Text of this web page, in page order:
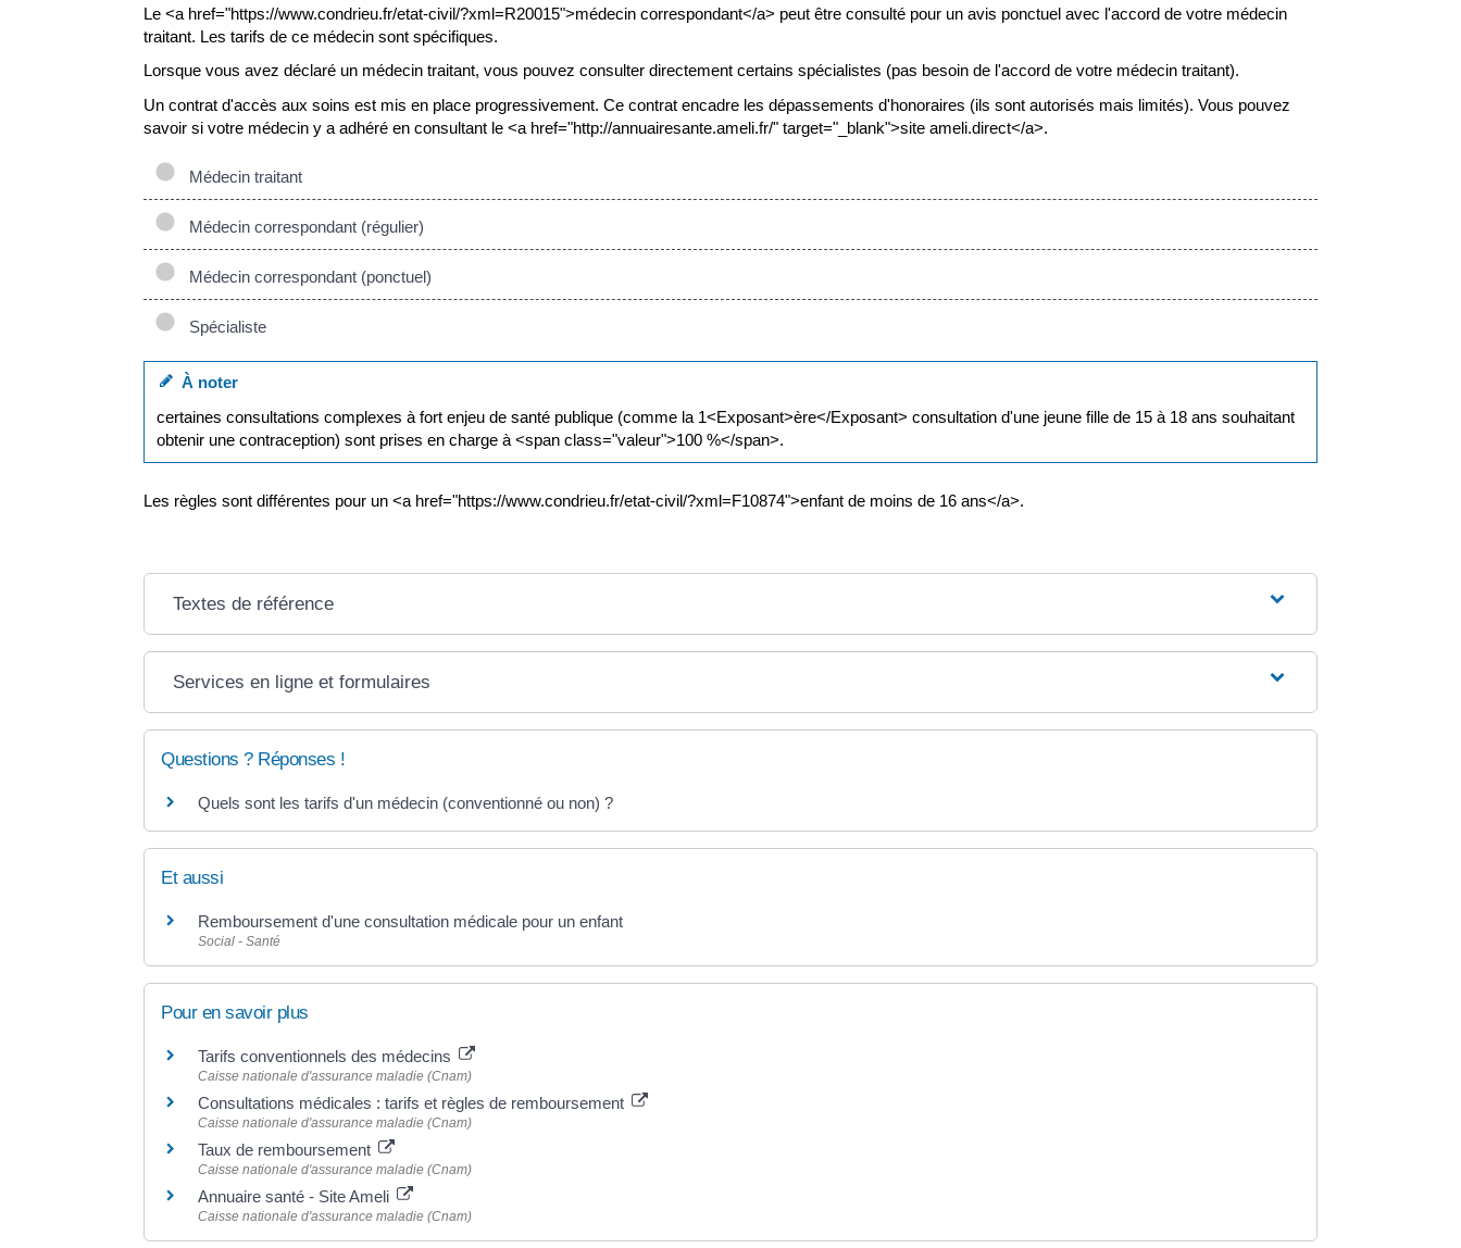
Le <a href="https://www.condrieu.fr/etat-civil/?xml=R20015">médecin correspondant</a> peut être consulté pour un avis ponctuel avec l'accord de votre médecin
traitant. Les tarifs de ce médecin sont spécifiques.
Lorsque vous avez déclaré un médecin traitant, vous pouvez consulter directement certains spécialistes (pas besoin de l'accord de votre médecin traitant).
Un contrat d'accès aux soins est mis en place progressivement. Ce contrat encadre les dépassements d'honoraires (ils sont autorisés mais limités). Vous pouvez
savoir si votre médecin y a adhéré en consultant le <a href="http://annuairesante.ameli.fr/" target="_blank">site ameli.direct</a>.
Médecin traitant
Médecin correspondant (régulier)
Médecin correspondant (ponctuel)
Spécialiste
À noter
certaines consultations complexes à fort enjeu de santé publique (comme la 1<Exposant>ère</Exposant> consultation d'une jeune fille de 15 à 18 ans souhaitant
obtenir une contraception) sont prises en charge à <span class="valeur">100 %</span>.
Les règles sont différentes pour un <a href="https://www.condrieu.fr/etat-civil/?xml=F10874">enfant de moins de 16 ans</a>.
Textes de référence
Services en ligne et formulaires
Questions ? Réponses !
Quels sont les tarifs d'un médecin (conventionné ou non) ?
Et aussi
Remboursement d'une consultation médicale pour un enfant
Social - Santé
Pour en savoir plus
Tarifs conventionnels des médecins
Caisse nationale d'assurance maladie (Cnam)
Consultations médicales : tarifs et règles de remboursement
Caisse nationale d'assurance maladie (Cnam)
Taux de remboursement
Caisse nationale d'assurance maladie (Cnam)
Annuaire santé - Site Ameli
Caisse nationale d'assurance maladie (Cnam)